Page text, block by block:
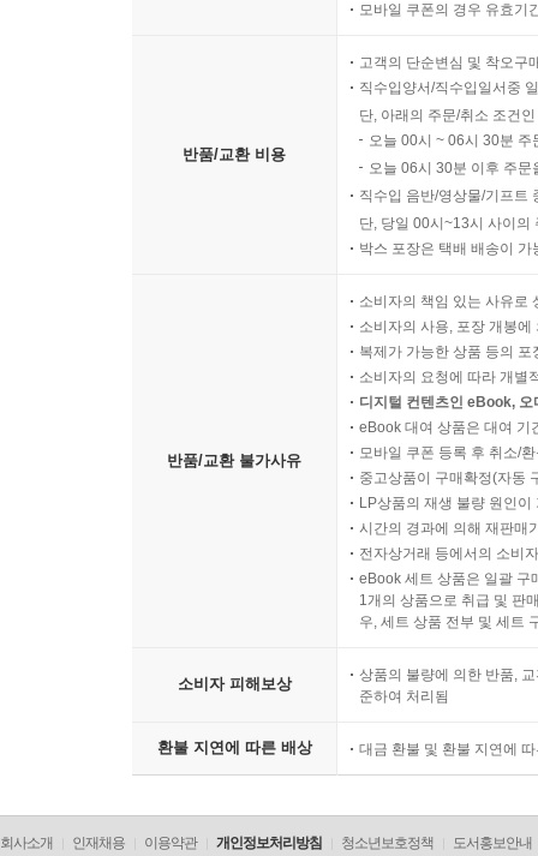
모바일 쿠폰의 경우 유효기
반품/교환 비용
고객의 단순변심 및 착오구
직수입양서/직수입일서중
단, 아래의 주문/취소 조건
오늘 00시 ~ 06시 30분
오늘 06시 30분 이후 주
직수입 음반/영상물/기프트
단, 당일 00시~13시 사이의
박스 포장은 택배 배송이
반품/교환 불가사유
소비자의 책임 있는 사유로
소비자의 사용, 포장 개봉
복제가 가능한 상품 등의
소비자의 요청에 따라 개별
디지털 컨텐츠인 eBook,
eBook 대여 상품은 대여 기
모바일 쿠폰 등록 후 취소/
중고상품이 구매확정(자동
LP상품의 재생 불량 원인
시간의 경과에 의해 재판매
전자상거래 등에서의 소비
eBook 세트 상품은 일괄 구
1개의 상품으로 취급 및 판
우, 세트 상품 전부 및 세트
소비자 피해보상
상품의 불량에 의한 반품,
준하여 처리됨
환불 지연에 따른 배상 대금 환불 및 환불 지연에
회사소개 인재채용 이용약관 개인정보처리방침 청소년보호정책 도서홍보안내